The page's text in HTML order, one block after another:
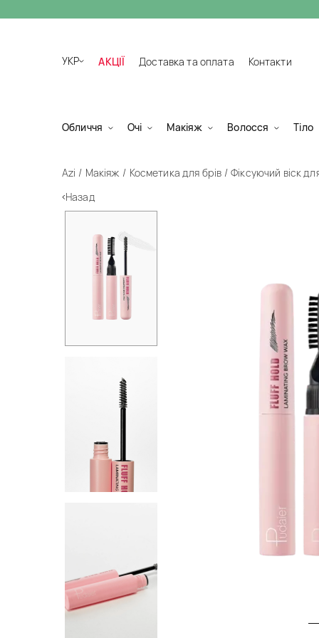
УКР АКЦІЇ Доставка та оплата Контакти
Обличчя Очі Макіяж Волосся Тіло
Azi Макіяж Косметика для брів
Фіксуючий віск
Назад